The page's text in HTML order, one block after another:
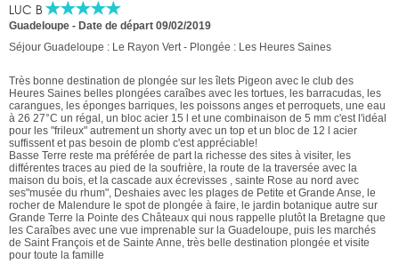
LUC B
Guadeloupe - Date de départ 09/02/2019
Séjour Guadeloupe : Le Rayon Vert - Plongée : Les Heures Saines
Très bonne destination de plongée sur les îlets Pigeon avec le club des
Heures Saines belles plongées caraîbes avec les tortues, les barracudas, les
carangues, les éponges barriques, les poissons anges et perroquets, une eau
à 26 27°C un régal, un bloc acier 15 l et une combinaison de 5 mm c'est l'idéal
pour les "frileux" autrement un shorty avec un top et un bloc de 12 l acier
suffissent et pas besoin de plomb c'est appréciable!
Basse Terre reste ma préférée de part la richesse des sites à visiter, les
différentes traces au pied de la soufrière, la route de la traversée avec la
maison du bois, et la cascade aux écrevisses , sainte Rose au nord avec
ses"musée du rhum", Deshaies avec les plages de Petite et Grande Anse, le
rocher de Malendure le spot de plongée à faire, le jardin botanique autre sur
Grande Terre la Pointe des Châteaux qui nous rappelle plutôt la Bretagne que
les Caraîbes avec une vue imprenable sur la Guadeloupe, puis les marchés
de Saint François et de Sainte Anne, très belle destination plongée et visite
pour toute la famille